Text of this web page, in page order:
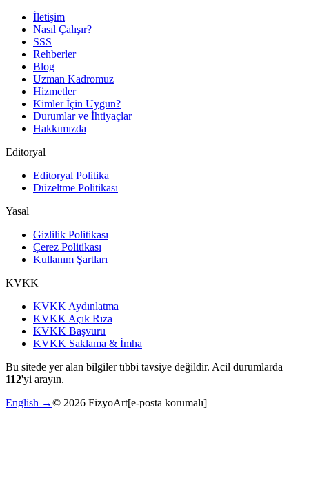
İletişim
Nasıl Çalışır?
SSS
Rehberler
Blog
Uzman Kadromuz
Hizmetler
Kimler İçin Uygun?
Durumlar ve İhtiyaçlar
Hakkımızda
Editoryal
Editoryal Politika
Düzeltme Politikası
Yasal
Gizlilik Politikası
Çerez Politikası
Kullanım Şartları
KVKK
KVKK Aydınlatma
KVKK Açık Rıza
KVKK Başvuru
KVKK Saklama & İmha
Bu sitede yer alan bilgiler tıbbi tavsiye değildir. Acil durumlarda
112'yi arayın.
English →© 2026 FizyoArt[e-posta korumalı]